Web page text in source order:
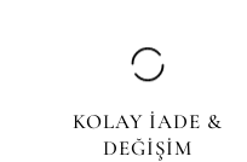
KOLAY İADE &
DEĞİŞİM